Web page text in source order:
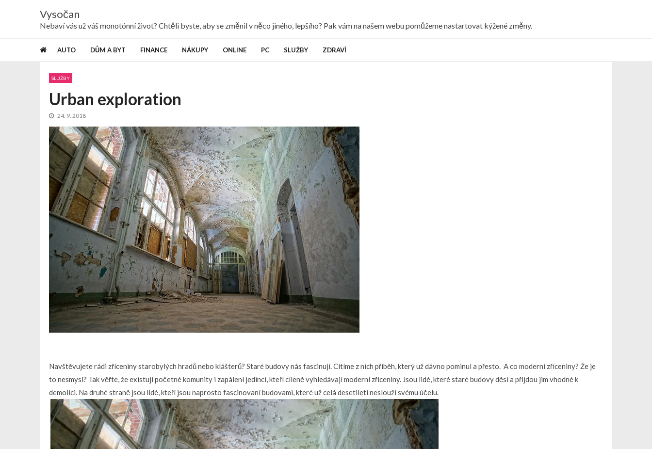
Vysočan
Nebaví vás už váš monotónní život? Chtěli byste, aby se změnil v něco jiného, lepšího? Pak vám na našem webu pomůžeme nastartovat kýžené změny.
AUTO DŮM A BYT FINANCE NÁKUPY ONLINE PC SLUŽBY ZDRAVÍ
SLUŽBY
Urban exploration
24. 9. 2018
Navštěvujete rádi zříceniny starobylých hradů nebo klášterů? Staré budovy nás fascinují. Cítíme z nich příběh, který už dávno pominul a přesto. A co moderní zříceniny? Že je
to nesmysl? Tak věřte, že existují početné komunity i zapálení jedinci, kteří cíleně vyhledávají moderní zříceniny. Jsou lidé, které staré budovy děsí a přijdou jim vhodné k
demolici. Na druhé straně jsou lidé, kteří jsou naprosto fascinovaní budovami, které už celá desetiletí neslouží svému účelu.